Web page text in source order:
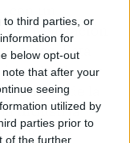
to third parties, or
for
below opt-out
that after your
seeing
utilized by
parties prior to
of the further
la realización
. Esta
impulsada por
control de la
la industria